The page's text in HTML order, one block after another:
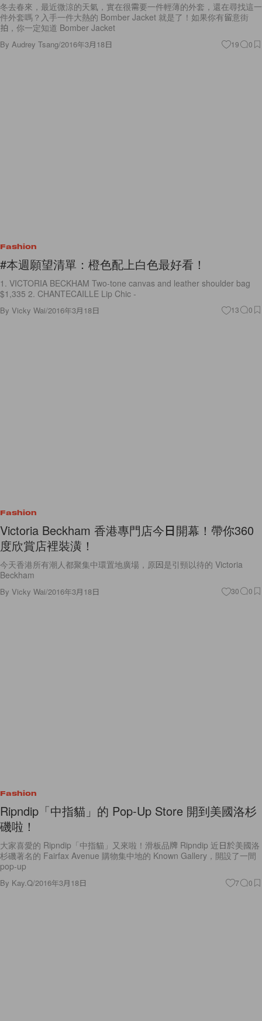
冬去春來，最近微涼的天氣，實在很需要一件輕薄的外套，還在尋找這一
件外套嗎？入手一件大熱的 Bomber Jacket 就是了！如果你有留意街
拍，你一定知道 Bomber Jacket
By Audrey Tsang/2016年3月18日 19 0
Fashion
#本週願望清單：橙色配上白色最好看！
1. VICTORIA BECKHAM Two-tone canvas and leather shoulder bag
$1,335 2. CHANTECAILLE Lip Chic -
By Vicky Wai/2016年3月18日 13 0
Fashion
Victoria Beckham 香港專門店今日開幕！帶你360
度欣賞店裡裝潢！
今天香港所有潮人都聚集中環置地廣場，原因是引頸以待的 Victoria
Beckham
By Vicky Wai/2016年3月18日 30 0
Fashion
Ripndip「中指貓」的 Pop-Up Store 開到美國洛杉
磯啦！
大家喜愛的 Ripndip「中指貓」又來啦！滑板品牌 Ripndip 近日於美國洛
杉磯著名的 Fairfax Avenue 購物集中地的 Known Gallery，開設了一間
pop-up
By Kay.Q/2016年3月18日 7 0